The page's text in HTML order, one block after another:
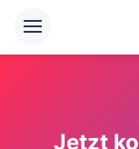
Jetzt